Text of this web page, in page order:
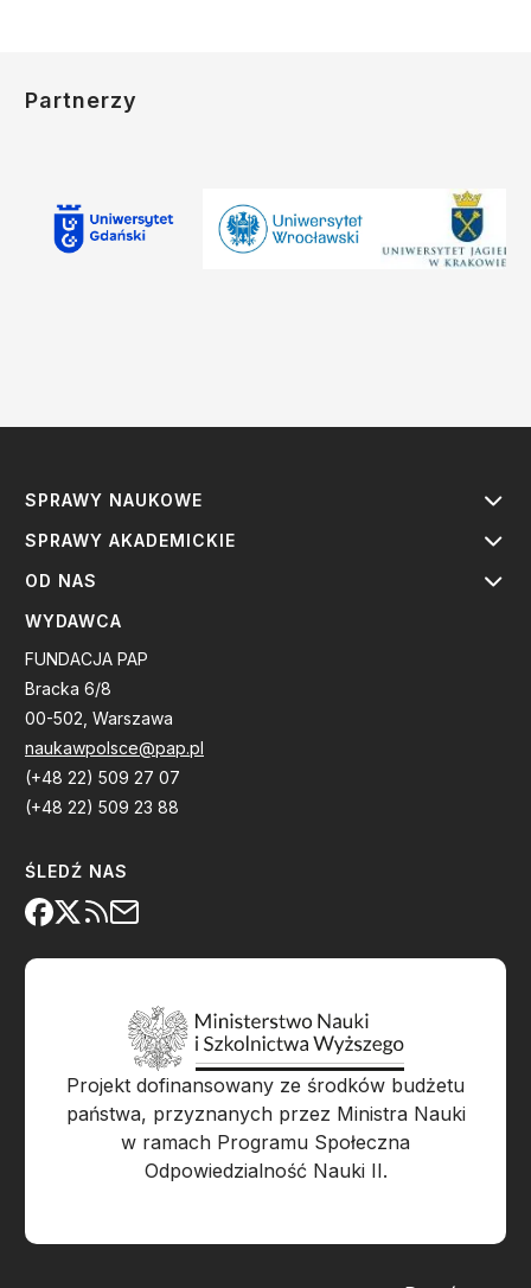
Partnerzy
SPRAWY NAUKOWE
SPRAWY AKADEMICKIE
OD NAS
WYDAWCA
FUNDACJA PAP
Bracka 6/8
00-502, Warszawa
naukawpolsce@pap.pl
(+48 22) 509 27 07
(+48 22) 509 23 88
ŚLEDŹ NAS
Projekt dofinansowany ze środków budżetu
państwa, przyznanych przez Ministra Nauki
w ramach Programu Społeczna
Odpowiedzialność Nauki II.